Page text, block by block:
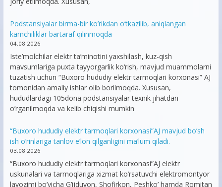
Podstansiyalar birma-bir ko’rikdan o’tkazilib, aniqlangan
kamchiliklar bartaraf qilinmoqda
04.08.2026
Iste’molchilar elektr ta’minotini yaxshilash, kuz-qish
mavsumlariga puxta tayyorgarlik ko‘rish, mavjud muammolarni
tuzatish uchun “Buxoro hududiy elektr tarmoqlari korxonasi” AJ
tomonidan amaliy ishlar olib borilmoqda. Xususan,
hududlardagi 105dona podstansiyalar texnik jihatdan
o’rganilmoqda va kelib chiqishi mumkin
“Buxoro hududiy elektr tarmoqlari korxonasi”AJ mavjud bo’sh
ish o’rinlariga tanlov e’lon qilganligini ma’lum qiladi.
03.08.2026
“Buxoro hududiy elektr tarmoqlari korxonasi”AJ elektr
uskunalari va tarmoqlariga xizmat ko’rsatuvchi elektromontyor
lavozimi bo’yicha G’ijduvon, Shofirkon, Peshko’ hamda Romitan